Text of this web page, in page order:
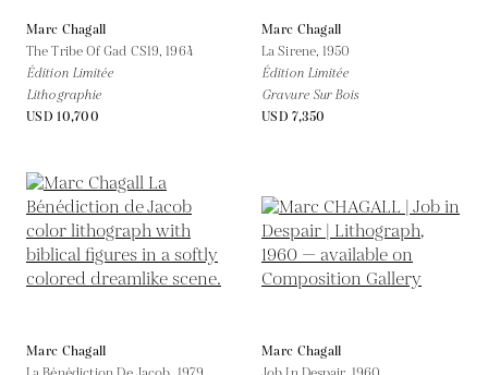
Marc Chagall
The Tribe Of Gad CS19,1964
Édition Limitée
Lithographie
USD 10,700
Marc Chagall
La Sirene,1950
Édition Limitée
Gravure Sur Bois
USD 7,350
Marc Chagall
Marc Chagall